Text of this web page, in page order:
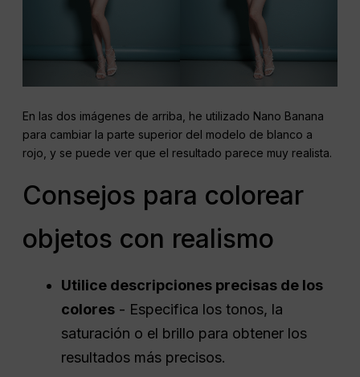
En las dos imágenes de arriba, he utilizado Nano Banana
para cambiar la parte superior del modelo de blanco a
rojo, y se puede ver que el resultado parece muy realista.
Consejos para colorear
objetos con realismo
Utilice descripciones precisas de los
colores - Especifica los tonos, la
saturación o el brillo para obtener los
resultados más precisos.